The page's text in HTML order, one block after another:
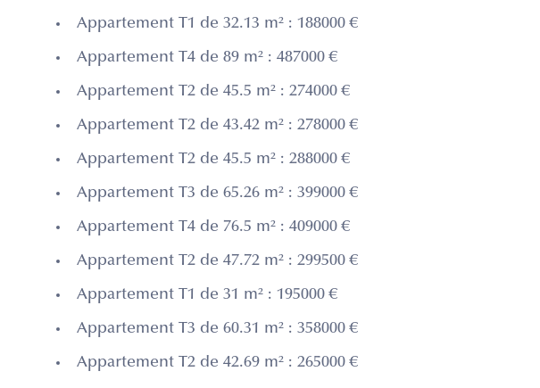
Appartement T1 de 32.13 m² : 188000 €
Appartement T4 de 89 m² : 487000 €
Appartement T2 de 45.5 m² : 274000 €
Appartement T2 de 43.42 m² : 278000 €
Appartement T2 de 45.5 m² : 288000 €
Appartement T3 de 65.26 m² : 399000 €
Appartement T4 de 76.5 m² : 409000 €
Appartement T2 de 47.72 m² : 299500 €
Appartement T1 de 31 m² : 195000 €
Appartement T3 de 60.31 m² : 358000 €
Appartement T2 de 42.69 m² : 265000 €